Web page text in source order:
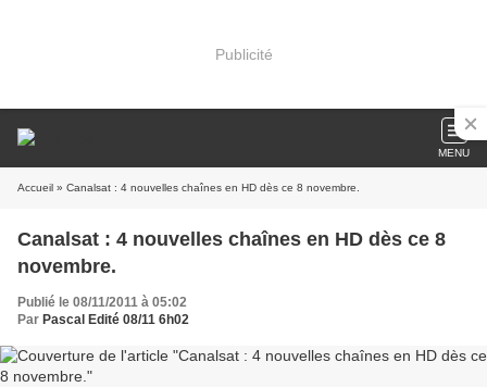
Publicité
MENU
Accueil » Canalsat : 4 nouvelles chaînes en HD dès ce 8 novembre.
Canalsat : 4 nouvelles chaînes en HD dès ce 8
novembre.
Publié le 08/11/2011 à 05:02
Par Pascal Edité 08/11 6h02